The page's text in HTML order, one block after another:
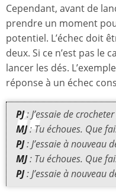
Cependant, avant de
prendre un moment
potentiel. L’échec doit
deux. Si ce n’est pas le
lancer les dés.
réponse à un échec
PJ: J’essaie de
MJ: Tu échoues. Que
PJ: J’essaie à nouveau
MJ: Tu échoues. Que
PJ: J’essaie à nouveau